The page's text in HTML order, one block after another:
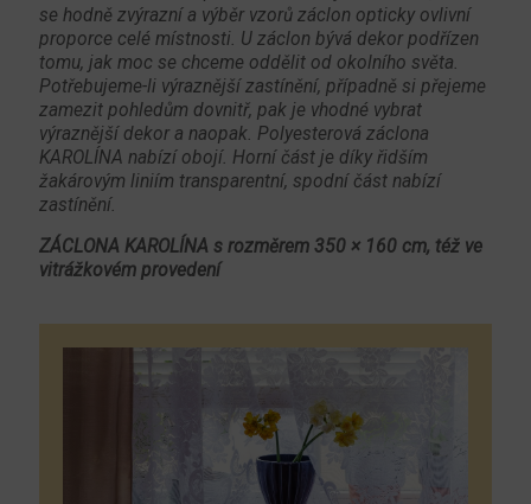
se hodně zvýrazní a výběr vzorů záclon opticky ovlivní
proporce celé místnosti. U záclon bývá dekor podřízen
tomu, jak moc se chceme oddělit od okolního světa.
Potřebujeme-li výraznější zastínění, případně si přejeme
zamezit pohledům dovnitř, pak je vhodné vybrat
výraznější dekor a naopak. Polyesterová záclona
KAROLÍNA nabízí obojí. Horní část je díky řidším
žakárovým liniím transparentní, spodní část nabízí
zastínění.
ZÁCLONA KAROLÍNA s rozměrem 350 × 160 cm, též ve
vitrážkovém provedení